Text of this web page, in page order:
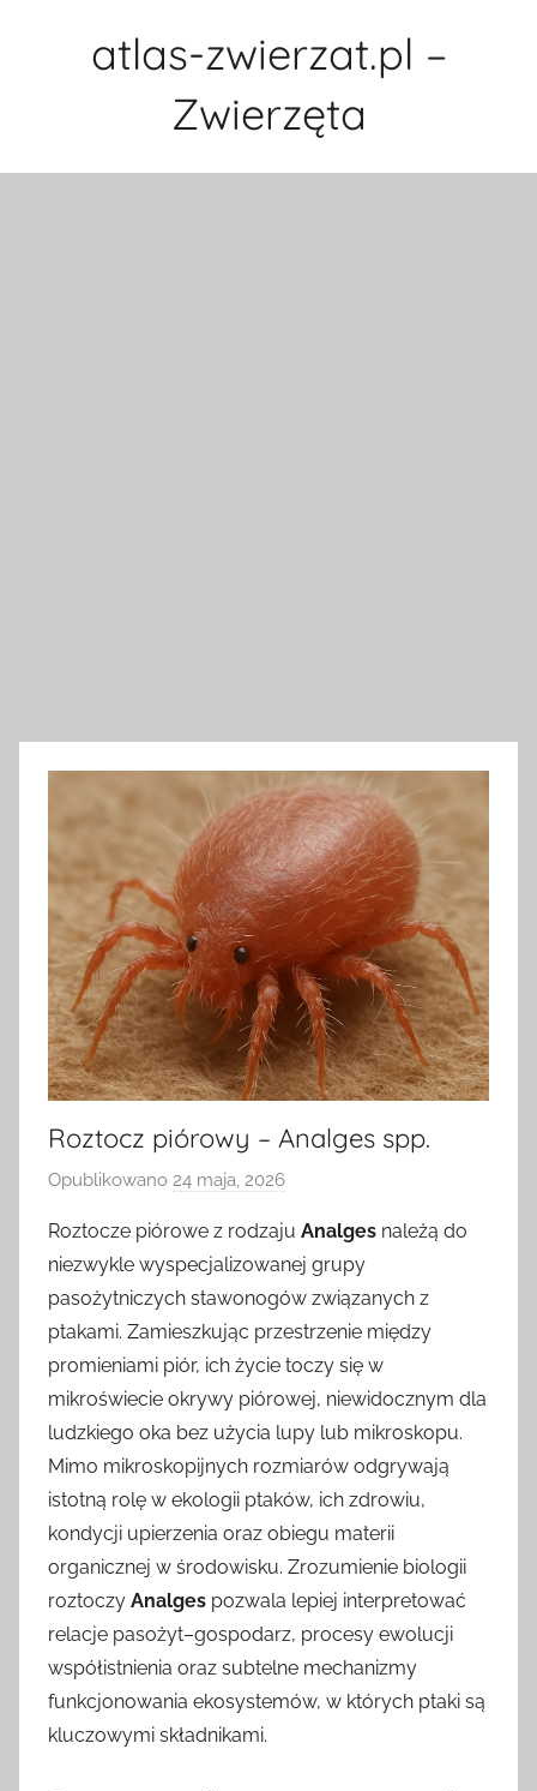
atlas-zwierzat.pl –
Zwierzęta
Roztocz piórowy – Analges spp.
Opublikowano 24 maja, 2026
z
e
z
Roztocze piórowe z rodzaju Analges należą do
niezwykle wyspecjalizowanej grupy
pasożytniczych stawonogów związanych z
ptakami. Zamieszkując przestrzenie między
promieniami piór, ich życie toczy się w
mikroświecie okrywy piórowej, niewidocznym dla
ludzkiego oka bez użycia lupy lub mikroskopu.
Mimo mikroskopijnych rozmiarów odgrywają
istotną rolę w ekologii ptaków, ich zdrowiu,
kondycji upierzenia oraz obiegu materii
organicznej w środowisku. Zrozumienie biologii
roztoczy Analges pozwala lepiej interpretować
relacje pasożyt–gospodarz, procesy ewolucji
współistnienia oraz subtelne mechanizmy
funkcjonowania ekosystemów, w których ptaki są
kluczowymi składnikami.